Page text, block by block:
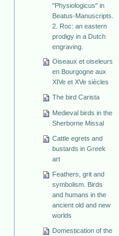
"Physiologicus" in
Beatus-Manuscripts.
2. Roc: an eastern
prodigy in a Dutch
engraving.
Oiseaux et oiseleurs
en Bourgogne aux
XIVe et XVe siècles
The bird Carista
Medieval birds in the
Sherborne Missal
Cattle egrets and
bustards in Greek
art
Feathers, grit and
symbolism. Birds
and humans in the
ancient old and new
worlds
Domestication of the